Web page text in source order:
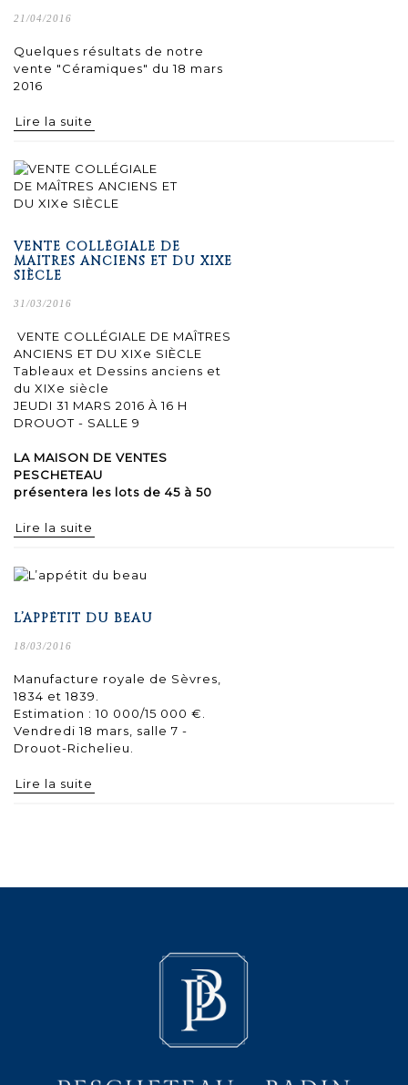
21/04/2016
Quelques résultats de notre
vente "Céramiques" du 18 mars
2016
Lire la suite
VENTE COLLÉGIALE DE
MAÎTRES ANCIENS ET DU XIXE
SIÈCLE
31/03/2016
VENTE COLLÉGIALE DE MAÎTRES
ANCIENS ET DU XIXe SIÈCLE
Tableaux et Dessins anciens et
du XIXe siècle
JEUDI 31 MARS 2016 À 16 H
DROUOT - SALLE 9
LA MAISON DE VENTES
PESCHETEAU
présentera les lots de 45 à 50
Lire la suite
L’APPÉTIT DU BEAU
18/03/2016
Manufacture royale de Sèvres,
1834 et 1839.
Estimation : 10 000/15 000 €.
Vendredi 18 mars, salle 7 -
Drouot-Richelieu.
Lire la suite